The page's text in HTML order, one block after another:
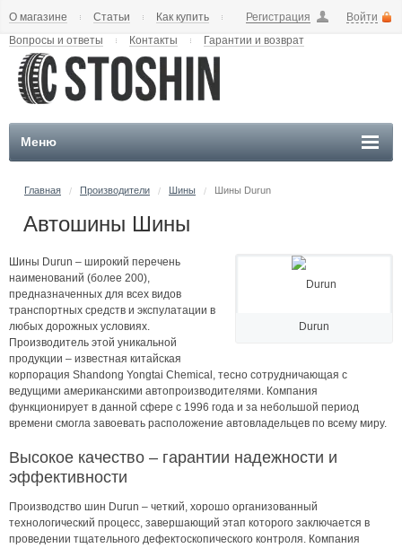
Регистрация Войти
О магазине Статьи
Как купить
Вопросы и ответы
Контакты Гарантии и возврат
Меню
Главная / Производители / Шины / Шины Durun
Автошины Шины
Durun
Шины Durun – широкий перечень
наименований (более 200),
предназначенных для всех видов
транспортных средств и экспулатации в
любых дорожных условиях.
Производитель этой уникальной
продукции – известная китайская
корпорация Shandong Yongtai Chemical, тесно сотрудничающая с
ведущими американскими автопроизводителями. Компания
функционирует в данной сфере с 1996 года и за небольшой период
времени смогла завоевать расположение автовладельцев по всему миру.
Высокое качество – гарантии надежности и
эффективности
Производство шин Durun – четкий, хорошо организованный
технологический процесс, завершающий этап которого заключается в
проведении тщательного дефектоскопического контроля. Компания